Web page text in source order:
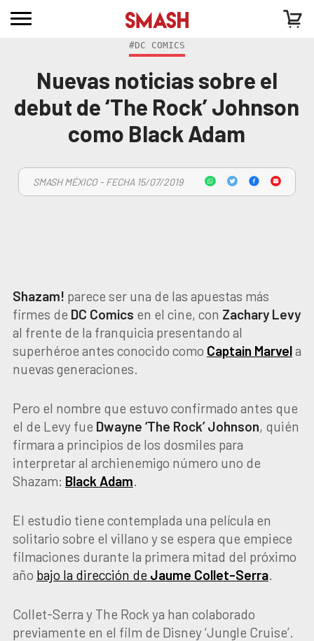
#DC COMICS
Nuevas noticias sobre el
debut de ‘The Rock’ Johnson
como Black Adam
SMASH MÉXICO - FECHA 15/07/2019
Shazam! parece ser una de las apuestas más
firmes de DC Comics en el cine, con Zachary Levy
al frente de la franquicia presentando al
superhéroe antes conocido como Captain Marvela
nuevas generaciones.
Pero el nombre que estuvo confirmado antes que
el de Levy fue Dwayne ‘The Rock’ Johnson, quién
firmara a principios de los dosmiles para
interpretar al archienemigo número uno de
Shazam: Black Adam.
El estudio tiene contemplada una película en
solitario sobre el villano y se espera que empiece
filmaciones durante la primera mitad del próximo
año bajo la dirección de Jaume Collet-Serra.
Collet-Serra y The Rock ya han colaborado
previamente en el film de Disney ‘Jungle Cruise’.